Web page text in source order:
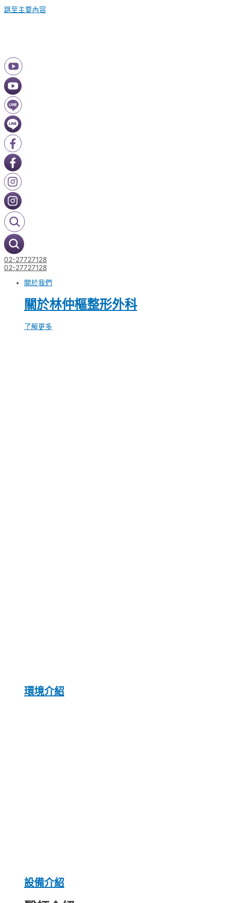
跳至主要內容
02-27727128
02-27727128
關於我們
關於林仲樞整形外科
了解更多
環境介紹
設備介紹